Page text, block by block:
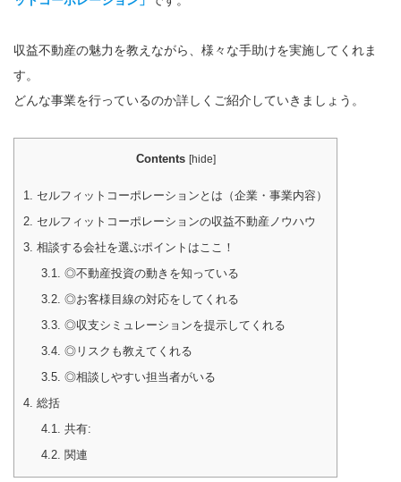
収益不動産の魅力を教えながら、様々な手助けを実施してくれま
す。
どんな事業を行っているのか詳しくご紹介していきましょう。
Contents [hide]
1. セルフィットコーポレーションとは（企業・事業内容）
2. セルフィットコーポレーションの収益不動産ノウハウ
3. 相談する会社を選ぶポイントはここ！
3.1. ◎不動産投資の動きを知っている
3.2. ◎お客様目線の対応をしてくれる
3.3. ◎収支シミュレーションを提示してくれる
3.4. ◎リスクも教えてくれる
3.5. ◎相談しやすい担当者がいる
4. 総括
4.1. 共有:
4.2. 関連